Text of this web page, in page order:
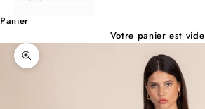
Panier
Votre panier est vide
Zoomer sur l'image